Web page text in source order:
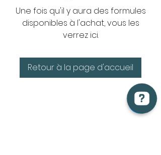
Une fois qu'il y aura des formules
disponibles à l'achat, vous les
verrez ici.
Retour à la page d'accueil